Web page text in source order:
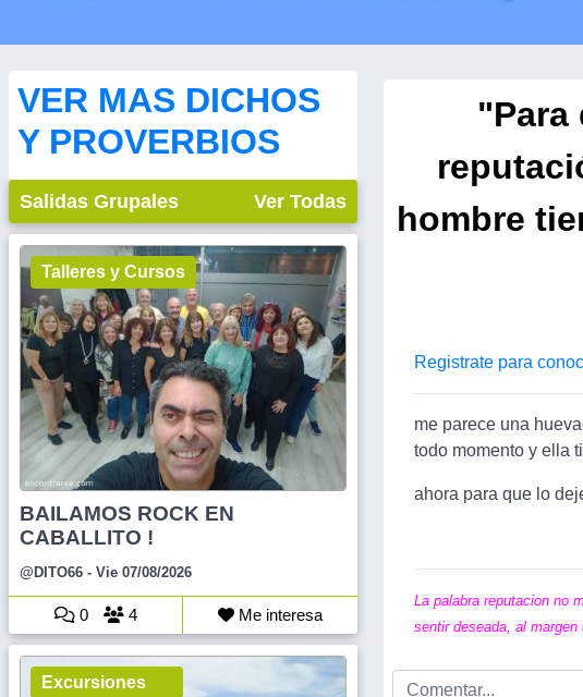
VER MAS DICHOS
Y PROVERBIOS
Salidas Grupales Ver Todas
Talleres y Cursos
BAILAMOS ROCK EN
CABALLITO !
@DITO66 - Vie 07/08/2026
0 4 Me interesa
Excursiones
"Para
hombre
Registrate para
me parece una
todo momento y ella
ahora para que lo
La palabra reputacion no
sentir deseada, al